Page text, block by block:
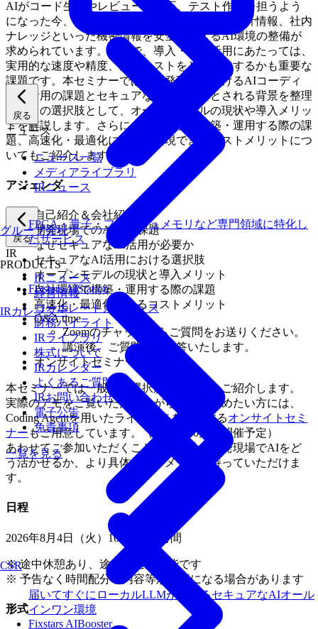
戻る
ニュース
ニュース一覧
メディアライブラリ
IRニュース
戻る
IR
IRニュース
経営情報
コーポレートガバナンス
財務ハイライト
IRライブラリ
株式について
IRカレンダー
よくあるご質問
IRお問い合わせ
電子公告
免責事項
一覧を見る
グループ会社
CSR
FPGA・量子・フラッシュメモリなど専門領域に特化し
たサービス
PRODUCTS
Fixstars AIStation
届いてすぐにローカルLLMが使えるセキュアなAIオール
インワン環境
Fixstars AIBooster
IRカレンダー
AIがコード生成やレビュー、修正、テスト作成を担うよう
になった今、開発業務で扱うソースコードや設計情報、社内
ナレッジといった機密情報を安全に扱えるAI環境の整備が
求められています。一方で、導入・本格活用にあたっては、
実用的な速度や精度、運用コストをどう両立するかも重要な
課題です。本セミナーでは、開発現場におけるAIコーディ
ング活用の課題とセキュアな利用が必要とされる背景を整理
し、その選択肢として、オープンモデルの現状や導入メリッ
トを解説します。さらに、自社環境で構築・運用する際の課
題、高速化・最適化によって実現できるコストメリットにつ
いてもご紹介します。
アジェンダ
自己紹介＆会社紹介
開発現場でのAI活用課題
なぜセキュアなAI活用が必要か
セキュアなAI活用における選択肢
オープンモデルの現状と導入メリット
自社環境で構築・運用する際の課題
高速化・最適化によるコストメリット
Q&A time
Zoomのチャットからご質問をお送りください。
講演後、ご質問順に回答いたします。
オンサイトセミナーのご案内
本セミナーでは一般的な選択肢や考え方をご紹介します。
実際のデモをご覧いただきながら理解を深めたい方には、
Coding Agentを用いたライブデモを実施するオンサイトセミ
ナー もご用意しています。（※次回10月頃開催予定）
あわせてご参加いただくことで、自社の開発現場でAIをど
う活かせるか、より具体的なイメージを持っていただけま
す。
日程
2026年8月4日（火）16時～約1時間
※ 途中休憩あり、途中入退室可能です
※ 予告なく時間配分・内容等が変更になる場合があります
形式